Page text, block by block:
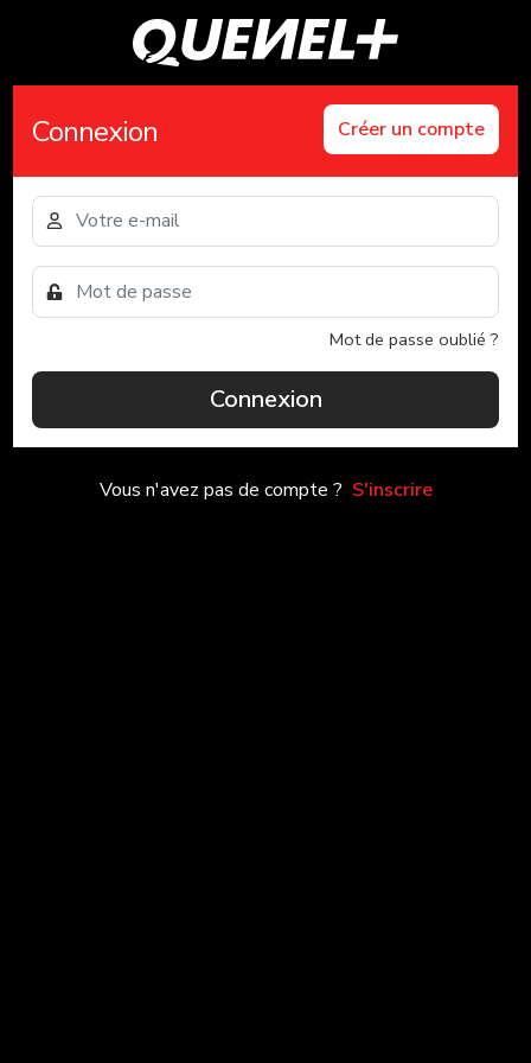
Connexion Créer un compte
Mot de passe oublié ?
Connexion
Vous n'avez pas de compte ? S'inscrire